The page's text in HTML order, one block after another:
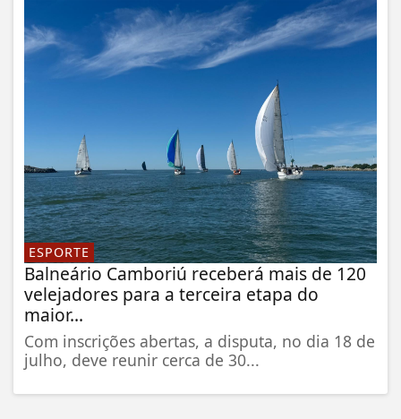
ESPORTE
Balneário Camboriú receberá mais de 120
velejadores para a terceira etapa do
maior...
Com inscrições abertas, a disputa, no dia 18 de
julho, deve reunir cerca de 30...